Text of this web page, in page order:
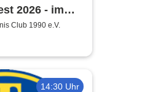
2026 - im
Open
Club 1990 e.V.
14:30 Uhr